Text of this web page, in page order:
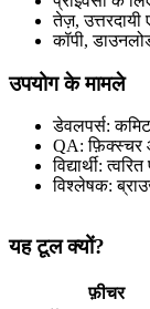
तेज़, उत्तरदायी
कॉपी,
उपयोग के मामले
डेवलपर्स:
QA: फ़िक्स्चर
विद्यार्थी:
विश्लेषक:
यह टूल क्यों?
फ़ीचर